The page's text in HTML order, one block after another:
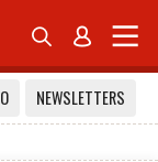
 
NEWSLETTERS